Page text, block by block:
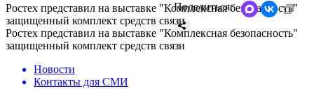
Ростех представил на выставке "Комплексная безопасность"
защищенный комплект средств связи
Ростех представил на выставке "Комплексная безопасность"
защищенный комплект средств связи
Поделиться:
Новости
Контакты для СМИ